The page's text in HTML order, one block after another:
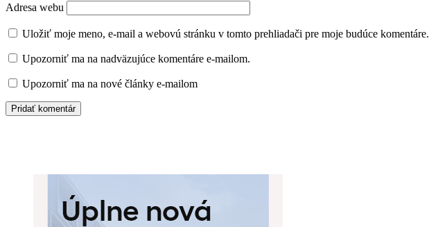
Adresa webu
Uložiť moje meno, e-mail a webovú stránku v tomto prehliadači pre moje budúce komentáre.
Upozorniť ma na nadväzujúce komentáre e-mailom.
Upozorniť ma na nové články e-mailom